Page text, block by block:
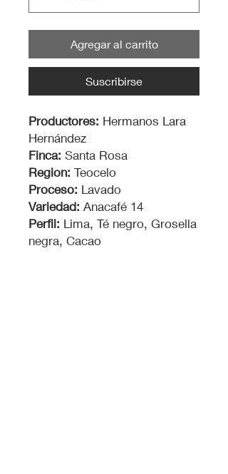
Agregar al carrito
Suscribirse
Productores: Hermanos Lara
Hernández
Finca: Santa Rosa
Region: Teocelo
Proceso: Lavado
Variedad: Anacafé 14
Perfil: Lima, Té negro, Grosella
negra, Cacao